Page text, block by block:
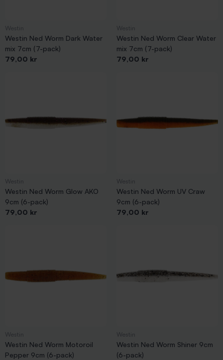
Westin Ned Worm Dark Water
mix 7cm (7-pack)
Pris
79,00 kr
Westin Ned Worm Clear Water
mix 7cm (7-pack)
Pris
79,00 kr
Westin Ned Worm Glow AKO
9cm (6-pack)
Pris
79,00 kr
Westin Ned Worm UV Craw
9cm (6-pack)
Pris
79,00 kr
Westin Ned Worm Motoroil
Pepper 9cm (6-pack)
Westin Ned Worm Shiner 9cm
(6-pack)